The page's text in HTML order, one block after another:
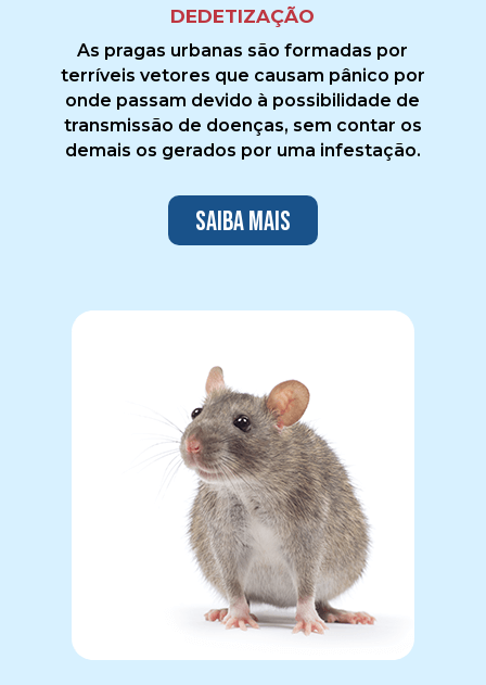
DEDETIZAÇÃO
As pragas urbanas são formadas por
terríveis vetores que causam pânico por
onde passam devido à possibilidade de
transmissão de doenças, sem contar os
demais os gerados por uma infestação.
Saiba mais